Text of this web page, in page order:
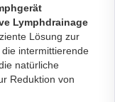
Lymphdrainage
Lösung zur
die intermittierende
natürliche
Reduktion von